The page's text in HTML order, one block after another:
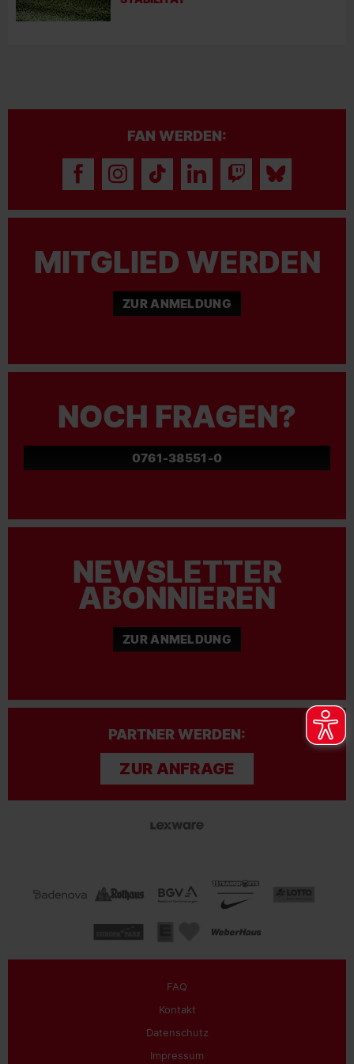
FAN WERDEN:
MITGLIED WERDEN
ZUR ANMELDUNG
NOCH FRAGEN?
0761-38551-0
NEWSLETTER
ABONNIEREN
ZUR ANMELDUNG
PARTNER WERDEN:
ZUR ANFRAGE
FAQ
Kontakt
Datenschutz
Impressum